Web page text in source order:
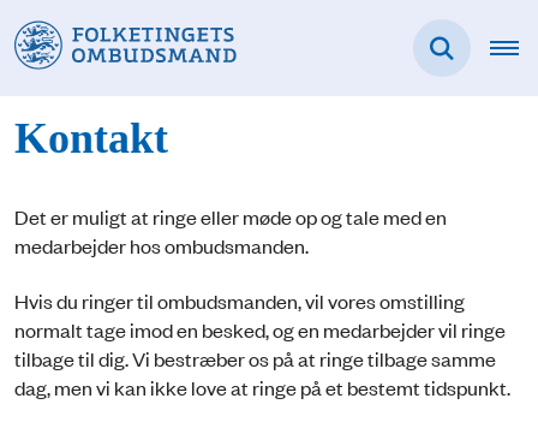
Kontakt
Det er muligt at ringe eller møde op og tale med en
medarbejder hos ombudsmanden.
Hvis du ringer til ombudsmanden, vil vores omstilling
normalt tage imod en besked, og en medarbejder vil ringe
tilbage til dig. Vi bestræber os på at ringe tilbage samme
dag, men vi kan ikke love at ringe på et bestemt tidspunkt.